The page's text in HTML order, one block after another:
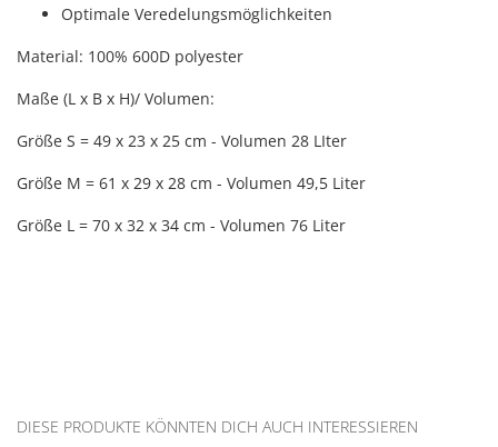
Optimale Veredelungsmöglichkeiten
Material: 100% 600D polyester
Maße (L x B x H)/ Volumen:
Größe S = 49 x 23 x 25 cm - Volumen 28 LIter
Größe M = 61 x 29 x 28 cm - Volumen 49,5 Liter
Größe L = 70 x 32 x 34 cm - Volumen 76 Liter
DIESE PRODUKTE KÖNNTEN DICH AUCH INTERESSIEREN